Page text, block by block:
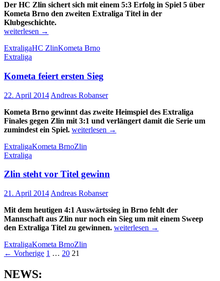
Der HC Zlin sichert sich mit einem 5:3 Erfolg in Spiel 5 über
Kometa Brno den zweiten Extraliga Titel in der
Klubgeschichte.
Zlin
Extraliga
Champion
weiterlesen →
ExtraligaHC ZlinKometa Brno
Extraliga
Kometa feiert ersten Sieg
22. April 2014 Andreas Robanser
Kometa Brno gewinnt das zweite Heimspiel des Extraliga
Finales gegen Zlin mit 3:1 und verlängert damit die Serie um
zumindest ein Spiel. Kometa
ersten
weiterlesen →
ExtraligaKometa BrnoZlin
Extraliga
Zlin steht vor Titel gewinn
21. April 2014 Andreas Robanser
Mit dem heutigen 4:1 Auswärtssieg in Brno fehlt der
Mannschaft aus Zlin nur noch ein Sieg um mit einem Sweep
den Extraliga Titel zu gewinnen. Zlin
weiterlesen →
ExtraligaKometa BrnoZlin
Beitragsnavigation
← Vorherige 1 … 20 21
NEWS: